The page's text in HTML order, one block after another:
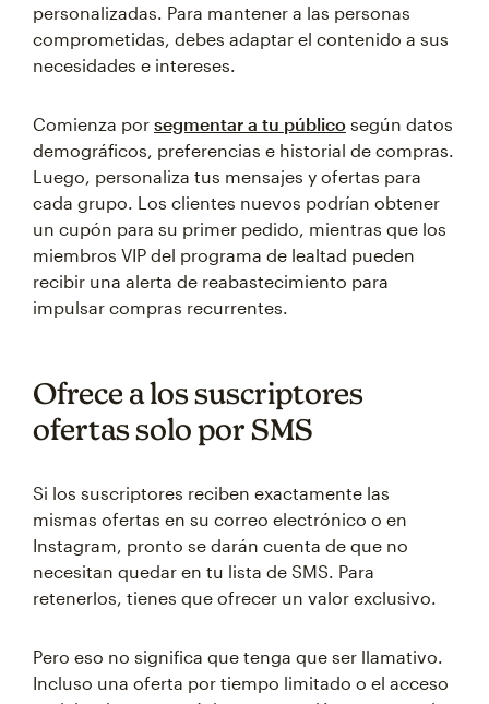
personalizadas. Para mantener a las personas
comprometidas, debes adaptar el contenido a sus
necesidades e intereses.
Comienza por segmentar a tu público según datos
demográficos, preferencias e historial de compras.
Luego, personaliza tus mensajes y ofertas para
cada grupo. Los clientes nuevos podrían obtener
un cupón para su primer pedido, mientras que los
miembros VIP del programa de lealtad pueden
recibir una alerta de reabastecimiento para
impulsar compras recurrentes.
Ofrece a los suscriptores
ofertas solo por SMS
Si los suscriptores reciben exactamente las
mismas ofertas en su correo electrónico o en
Instagram, pronto se darán cuenta de que no
necesitan quedar en tu lista de SMS. Para
retenerlos, tienes que ofrecer un valor exclusivo.
Pero eso no significa que tenga que ser llamativo.
Incluso una oferta por tiempo limitado o el acceso